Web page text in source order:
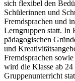
sich flexibel den
Schülerinnen und
Fremdsprachen und
Lerngruppen statt. In
pädagogischen
und
Fremdsprachen
wird die Klasse ab
Gruppenunterricht